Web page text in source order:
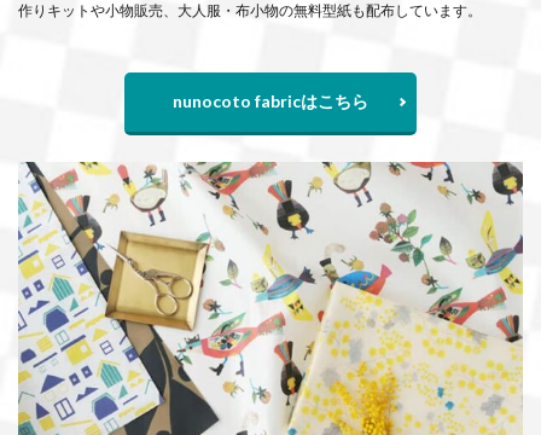
作りキットや小物販売、大人服・布小物の無料型紙も配布しています。
nunocoto fabricはこちら